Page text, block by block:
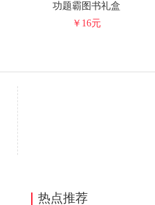
功题霸图书礼盒
￥16元
热点推荐